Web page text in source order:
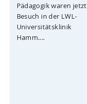
Pädagogik waren
Besuch in der LWL-
Universitätsklinik
Hamm....